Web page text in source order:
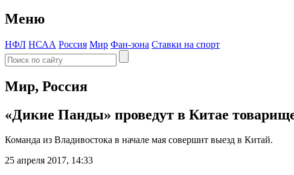
Меню
НФЛ НСАА Россия Мир Фан-зона Ставки на спорт
Мир, Россия
«Дикие Панды» проведут в Китае
Команда из Владивостока в начале мая совершит выезд в Китай.
25 апреля 2017, 14:33